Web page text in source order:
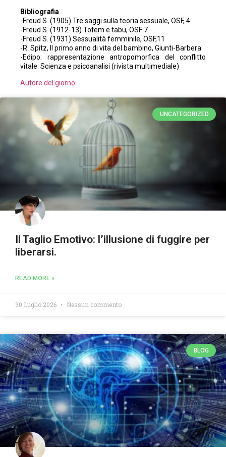
Bibliografia
-Freud S. (1905) Tre saggi sulla teoria sessuale, OSF, 4
-Freud S. (1912-13) Totem e tabu, OSF 7
-Freud S. (1931) Sessualità femminile, OSF,11
-R. Spitz, Il primo anno di vita del bambino, Giunti-Barbera
-Edipo: rappresentazione antropomorfica del conflitto
vitale. Scienza e psicoanalisi (rivista multimediale)
Autore del giorno
UNCATEGORIZED
Il Taglio Emotivo: l’illusione di fuggire per
liberarsi.
READ MORE »
30 Luglio 2026 Nessun commento
BLOG